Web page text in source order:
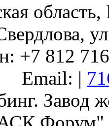
+7 812
Email: |
Завод